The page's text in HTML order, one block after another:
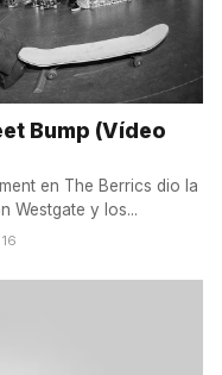
Bump (Vídeo
en The Berrics dio la
Westgate y los...